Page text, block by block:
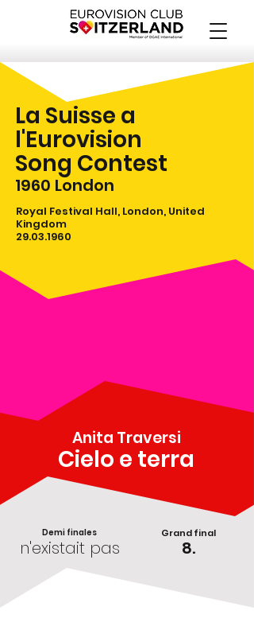
La Suisse a
l'Eurovision
Song Contest
London
1960
Royal Festival Hall, London, United
Kingdom
29.03.1960
Anita Traversi
Cielo e terra
Demi finales
n'existait pas
Grand final
8.